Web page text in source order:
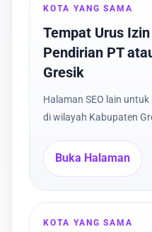
KOTA YANG SAMA
Tempat Urus
Pendirian PT
Gresik
Halaman SEO lain
di wilayah Kabupaten
Buka Halaman
KOTA YANG SAMA